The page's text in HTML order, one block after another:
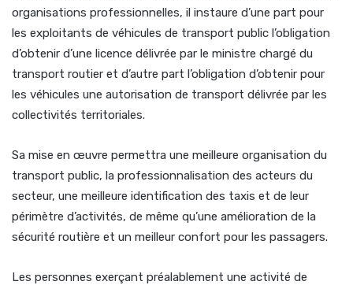
organisations professionnelles, il instaure d’une part pour
les exploitants de véhicules de transport public l’obligation
d’obtenir d’une licence délivrée par le ministre chargé du
transport routier et d’autre part l’obligation d’obtenir pour
les véhicules une autorisation de transport délivrée par les
collectivités territoriales.
Sa mise en œuvre permettra une meilleure organisation du
transport public, la professionnalisation des acteurs du
secteur, une meilleure identification des taxis et de leur
périmètre d’activités, de même qu’une amélioration de la
sécurité routière et un meilleur confort pour les passagers.
Les personnes exerçant préalablement une activité de